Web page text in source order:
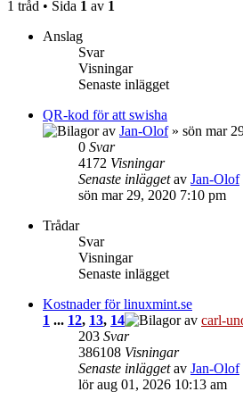
1 tråd • Sida 1 av 1
Anslag
Svar
Visningar
Senaste inlägget
QR-kod för att swisha
av Jan-Olof» sön mar
0 Svar
4172 Visningar
Senaste inläggetav Jan-Olof
sön mar 29, 2020 7:10 pm
Trådar
Svar
Visningar
Senaste inlägget
Kostnader för linuxmint.se
1 ... 12, 13, 14 av carl-
203 Svar
386108 Visningar
Senaste inläggetav Jan-Olof
lör aug 01, 2026 10:13 am